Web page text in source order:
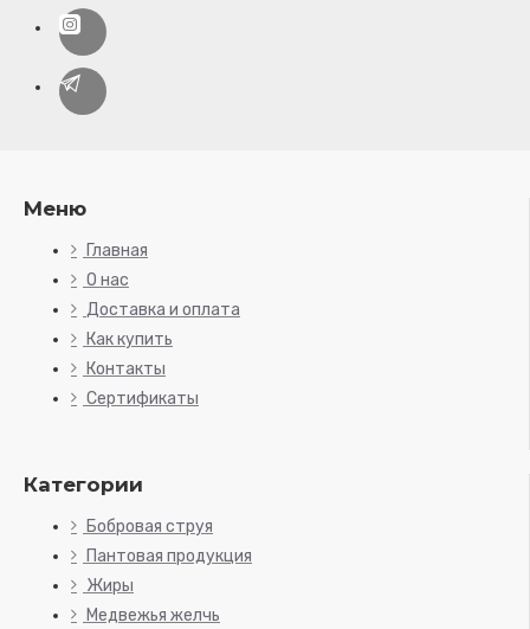
Меню
Главная
О нас
Доставка и оплата
Как купить
Контакты
Сертификаты
Категории
Бобровая струя
Пантовая продукция
Жиры
Медвежья желчь